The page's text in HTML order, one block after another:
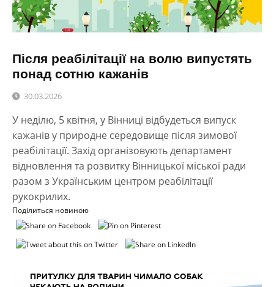
Після реабілітації на волю випустять
понад сотню кажанів
30.03.2026
У неділю, 5 квітня, у Вінниці відбудеться випуск
кажанів у природне середовище після зимової
реабілітації. Захід організовують департамент
відновлення та розвитку Вінницької міської ради
разом з Українським центром реабілітації
рукокрилих.
Поділиться новиною